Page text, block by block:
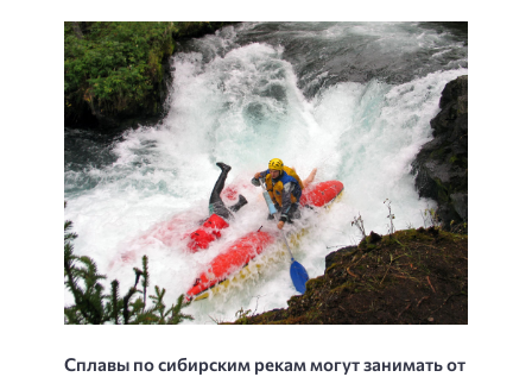
Сплавы по сибирским рекам могут занимать от